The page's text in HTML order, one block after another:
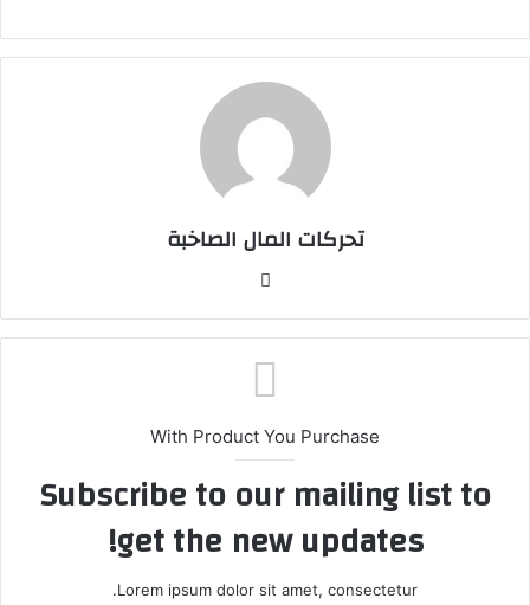
تحركات المال الصاخبة
With Product You Purchase
Subscribe to our mailing list to
get the new updates!
Lorem ipsum dolor sit amet, consectetur.